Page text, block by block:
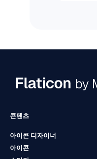
콘텐츠
아이콘 디자이너
아이콘